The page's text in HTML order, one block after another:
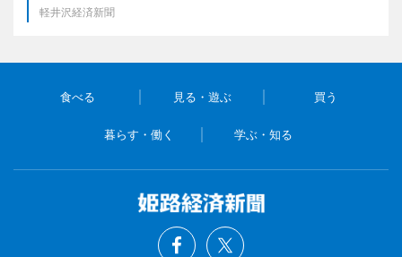
軽井沢経済新聞
食べる 見る・遊ぶ 買う
暮らす・働く 学ぶ・知る